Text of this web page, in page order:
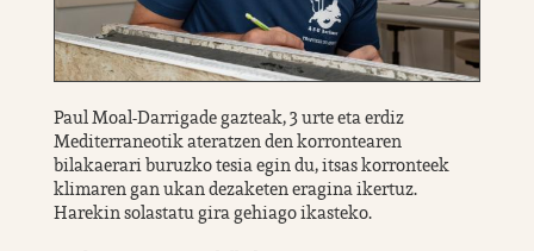
Paul Moal-Darrigade gazteak, 3 urte eta erdiz
Mediterraneotik ateratzen den korrontearen
bilakaerari buruzko tesia egin du, itsas korronteek
klimaren gan ukan dezaketen eragina ikertuz.
Harekin solastatu gira gehiago ikasteko.